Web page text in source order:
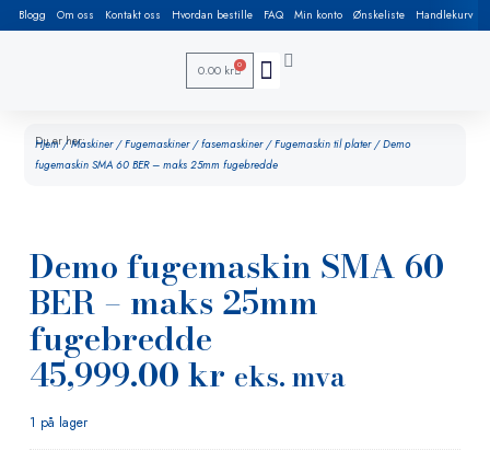
Blogg Om oss Kontakt oss Hvordan bestille FAQ Min konto Ønskeliste Handlekurv
0.00 kr 0
Du er her:
Hjem/Maskiner/Fugemaskiner / fasemaskiner/Fugemaskin til plater/ Demo
fugemaskin SMA 60 BER – maks 25mm fugebredde
Demo fugemaskin SMA 60
BER – maks 25mm
fugebredde
45,999.00kr eks. mva
1 på lager